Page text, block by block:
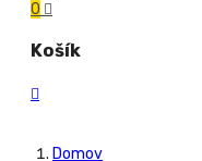
0
Košík
Domov